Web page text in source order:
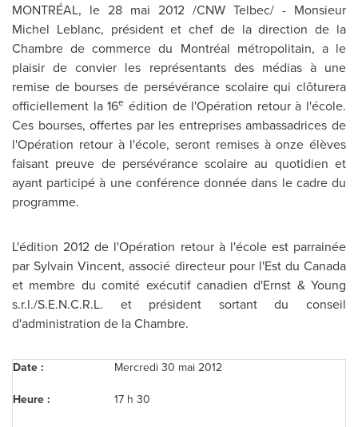
MONTRÉAL, le 28 mai 2012 /CNW Telbec/ - Monsieur
Michel Leblanc, président et chef de la direction de la
Chambre de commerce du Montréal métropolitain, a le
plaisir de convier les représentants des médias à une
remise de bourses de persévérance scolaire qui clôturera
officiellement la 16e édition de l'Opération retour à l'école.
Ces bourses, offertes par les entreprises ambassadrices de
l'Opération retour à l'école, seront remises à onze élèves
faisant preuve de persévérance scolaire au quotidien et
ayant participé à une conférence donnée dans le cadre du
programme.
L'édition 2012 de l'Opération retour à l'école est parrainée
par Sylvain Vincent, associé directeur pour l'Est du Canada
et membre du comité exécutif canadien d'Ernst & Young
s.r.l./S.E.N.C.R.L. et président sortant du conseil
d'administration de la Chambre.
Date :
Mercredi 30 mai 2012
Heure :
17 h 30